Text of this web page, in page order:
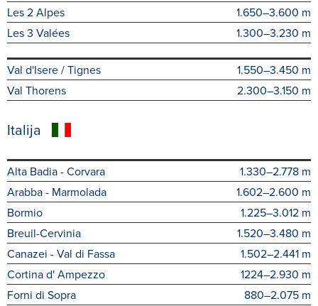
Les 2 Alpes
1.650–3.600 m
Les 3 Valées
1.300–3.230 m
Val d'Isere / Tignes
1.550–3.450 m
Val Thorens
2.300–3.150 m
Italija
Alta Badia - Corvara
1.330–2.778 m
Arabba - Marmolada
1.602–2.600 m
Bormio
1.225–3.012 m
Breuil-Cervinia
1.520–3.480 m
Canazei - Val di Fassa
1.502–2.441 m
Cortina d' Ampezzo
1224–2.930 m
Forni di Sopra
880–2.075 m